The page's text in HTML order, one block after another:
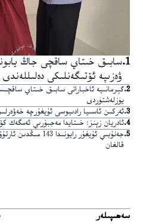
1
.سابىق خىتاي ساقچى جاڭ
ۋەزىپە ئۆتىگەنلىكى دەلىللەندى
2
.گېرمانىيە ئاخباراتى سابىق خىتاي
يۈزلەشتۈردى
3
.ئەركىن ئاسىيا رادىيوسى ئۇيغۇرچە خەۋەرلىرى (2026-يىل
4
.ئادريان زېنز: خىتايدا مەجبۇرىي ئەمگەك
5
.
جەنۇبىي ئۇيغۇر
قالغان
سەھىپىلەر